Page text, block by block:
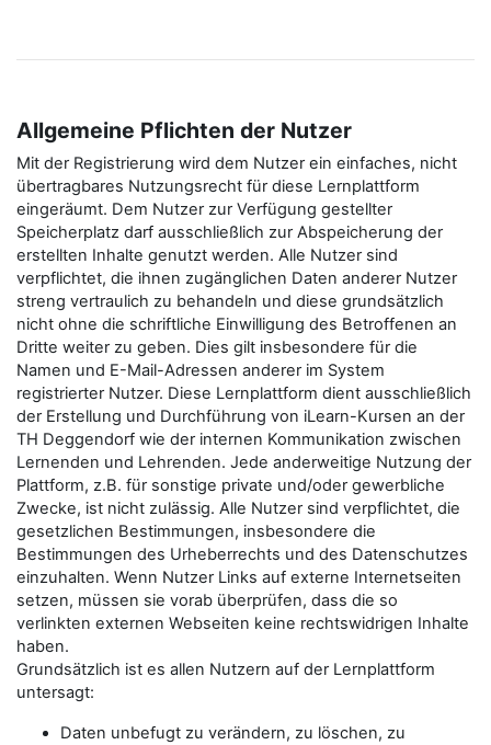
Allgemeine Pflichten der Nutzer
Mit der Registrierung wird dem Nutzer ein einfaches, nicht
übertragbares Nutzungsrecht für diese Lernplattform
eingeräumt. Dem Nutzer zur Verfügung gestellter
Speicherplatz darf ausschließlich zur Abspeicherung der
erstellten Inhalte genutzt werden. Alle Nutzer sind
verpflichtet, die ihnen zugänglichen Daten anderer Nutzer
streng vertraulich zu behandeln und diese grundsätzlich
nicht ohne die schriftliche Einwilligung des Betroffenen an
Dritte weiter zu geben. Dies gilt insbesondere für die
Namen und E-Mail-Adressen anderer im System
registrierter Nutzer. Diese Lernplattform dient ausschließlich
der Erstellung und Durchführung von iLearn-Kursen an der
TH Deggendorf wie der internen Kommunikation zwischen
Lernenden und Lehrenden. Jede anderweitige Nutzung der
Plattform, z.B. für sonstige private und/oder gewerbliche
Zwecke, ist nicht zulässig. Alle Nutzer sind verpflichtet, die
gesetzlichen Bestimmungen, insbesondere die
Bestimmungen des Urheberrechts und des Datenschutzes
einzuhalten. Wenn Nutzer Links auf externe Internetseiten
setzen, müssen sie vorab überprüfen, dass die so
verlinkten externen Webseiten keine rechtswidrigen Inhalte
haben.
Grundsätzlich ist es allen Nutzern auf der Lernplattform
untersagt:
Daten unbefugt zu verändern, zu löschen, zu